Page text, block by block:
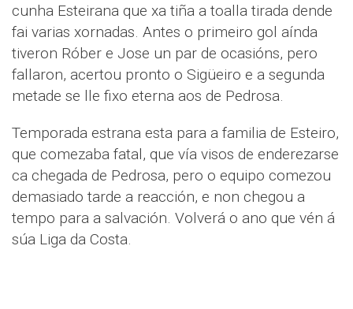
cunha Esteirana que xa tiña a toalla tirada dende
fai varias xornadas. Antes o primeiro gol aínda
tiveron Róber e Jose un par de ocasións, pero
fallaron, acertou pronto o Sigüeiro e a segunda
metade se lle fixo eterna aos de Pedrosa.
Temporada estrana esta para a familia de Esteiro,
que comezaba fatal, que vía visos de enderezarse
ca chegada de Pedrosa, pero o equipo comezou
demasiado tarde a reacción, e non chegou a
tempo para a salvación. Volverá o ano que vén á
súa Liga da Costa.